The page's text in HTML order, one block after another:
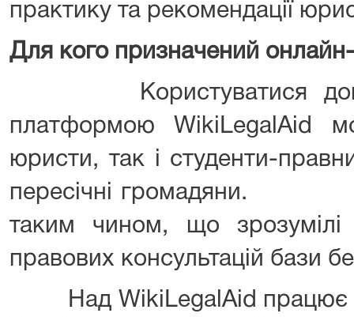
практику та рекомендації
Для кого призначений
Користуватися
платформою WikiLegalAid
юристи, так і студенти-
пересічні громадяни.
таким чином, що
правових консультацій бази
Над WikiLegalAid працює